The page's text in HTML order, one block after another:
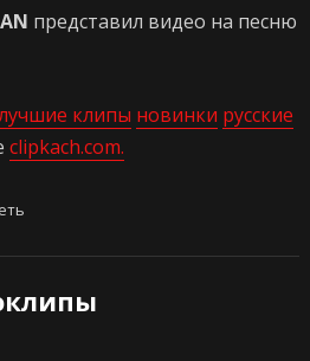
представил видео на песню
клипы новинки русские
clipkach.com.